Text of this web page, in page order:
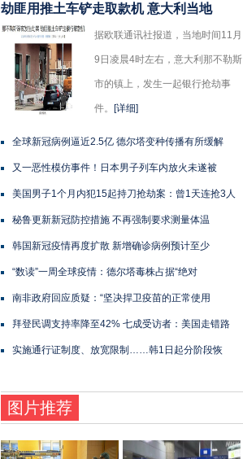
劫匪用推土车铲走取款机 意大利当地
据欧联通讯社报道，当地时间11月
9日凌晨4时左右，意大利那不勒斯
市的镇上，发生一起银行抢劫事
件。 [详细]
全球新冠病例逼近2.5亿 德尔塔变种传播有所缓解
又一恶性模仿事件！日本男子列车内放火未遂被
美国男子1个月内犯15起持刀抢劫案：曾1天连抢3人
秘鲁更新新冠防控措施 不再强制要求测量体温
韩国新冠疫情再度扩散 新增确诊病例预计至少
“数读”一周全球疫情：德尔塔毒株占据“绝对
南非政府回应质疑：“坚决捍卫疫苗的正常使用
拜登民调支持率降至42% 七成受访者：美国走错路
实施通行证制度、放宽限制……韩1日起分阶段恢
图片推荐